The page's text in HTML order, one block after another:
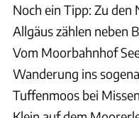
Noch ein Tipp: Zu
Allgäus zählen neben
Vom Moorbahnhof
Wanderung ins
Tuffenmoos bei